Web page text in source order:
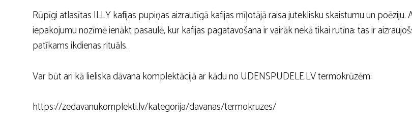
Rūpīgi atlasītas ILLY kafijas pupiņas aizrautīgā kafijas mīļotājā raisa juteklisku skaistumu un poēziju.
iepakojumu nozīmē ienākt pasaulē, kur kafijas pagatavošana ir vairāk nekā tikai rutīna: tas ir
patīkams ikdienas rituāls.
Var būt ari kā lieliska dāvana komplektācijā ar kādu no UDENSPUDELE.LV termokrūzēm:
https://zedavanukomplekti.lv/kategorija/davanas/termokruzes/